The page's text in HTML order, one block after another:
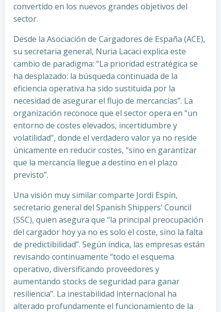
convertido en los nuevos grandes objetivos del
sector.
Desde la Asociación de Cargadores de España (ACE),
su secretaria general, Nuria Lacaci explica este
cambio de paradigma: “La prioridad estratégica se
ha desplazado: la búsqueda continuada de la
eficiencia operativa ha sido sustituida por la
necesidad de asegurar el flujo de mercancías”. La
organización reconoce que el sector opera en “un
entorno de costes elevados, incertidumbre y
volatilidad”, donde el verdadero valor ya no reside
únicamente en reducir costes, “sino en garantizar
que la mercancía llegue a destino en el plazo
previsto”.
Una visión muy similar comparte Jordi Espín,
secretario general del Spanish Shippers’ Council
(SSC), quien asegura que “la principal preocupación
del cargador hoy ya no es solo el coste, sino la falta
de predictibilidad”. Según indica, las empresas están
revisando continuamente “todo el esquema
operativo, diversificando proveedores y
aumentando stocks de seguridad para ganar
resiliencia”. La inestabilidad internacional ha
alterado profundamente el funcionamiento de la